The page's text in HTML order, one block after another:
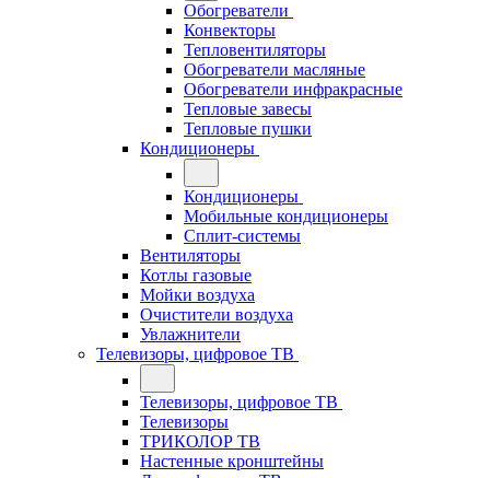
Обогреватели
Конвекторы
Тепловентиляторы
Обогреватели масляные
Обогреватели инфракрасные
Тепловые завесы
Тепловые пушки
Кондиционеры
Кондиционеры
Мобильные кондиционеры
Сплит-системы
Вентиляторы
Котлы газовые
Мойки воздуха
Очистители воздуха
Увлажнители
Телевизоры, цифровое ТВ
Телевизоры, цифровое ТВ
Телевизоры
ТРИКОЛОР ТВ
Настенные кронштейны